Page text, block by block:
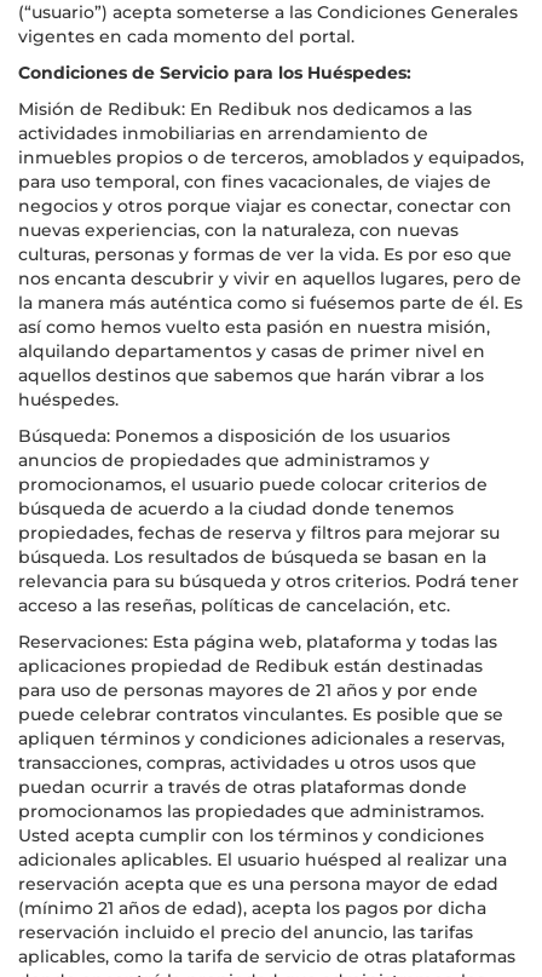
(“usuario”) acepta someterse a las Condiciones Generales
vigentes en cada momento del portal.
Condiciones de Servicio para los Huéspedes:
Misión de Redibuk: En Redibuk nos dedicamos a las
actividades inmobiliarias en arrendamiento de
inmuebles propios o de terceros, amoblados y equipados,
para uso temporal, con fines vacacionales, de viajes de
negocios y otros porque viajar es conectar, conectar con
nuevas experiencias, con la naturaleza, con nuevas
culturas, personas y formas de ver la vida. Es por eso que
nos encanta descubrir y vivir en aquellos lugares, pero de
la manera más auténtica como si fuésemos parte de él. Es
así como hemos vuelto esta pasión en nuestra misión,
alquilando departamentos y casas de primer nivel en
aquellos destinos que sabemos que harán vibrar a los
huéspedes.
Búsqueda: Ponemos a disposición de los usuarios
anuncios de propiedades que administramos y
promocionamos, el usuario puede colocar criterios de
búsqueda de acuerdo a la ciudad donde tenemos
propiedades, fechas de reserva y filtros para mejorar su
búsqueda. Los resultados de búsqueda se basan en la
relevancia para su búsqueda y otros criterios. Podrá tener
acceso a las reseñas, políticas de cancelación, etc.
Reservaciones: Esta página web, plataforma y todas las
aplicaciones propiedad de Redibuk están destinadas
para uso de personas mayores de 21 años y por ende
puede celebrar contratos vinculantes. Es posible que se
apliquen términos y condiciones adicionales a reservas,
transacciones, compras, actividades u otros usos que
puedan ocurrir a través de otras plataformas donde
promocionamos las propiedades que administramos.
Usted acepta cumplir con los términos y condiciones
adicionales aplicables. El usuario huésped al realizar una
reservación acepta que es una persona mayor de edad
(mínimo 21 años de edad), acepta los pagos por dicha
reservación incluido el precio del anuncio, las tarifas
aplicables, como la tarifa de servicio de otras plataformas